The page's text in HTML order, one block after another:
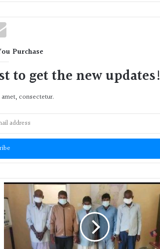
Purchase
to get the new updates!
consectetur.